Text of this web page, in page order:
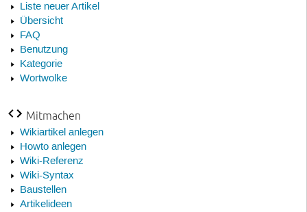
Liste neuer Artikel
Übersicht
FAQ
Benutzung
Kategorie
Wortwolke
Mitmachen
Wikiartikel anlegen
Howto anlegen
Wiki-Referenz
Wiki-Syntax
Baustellen
Artikelideen